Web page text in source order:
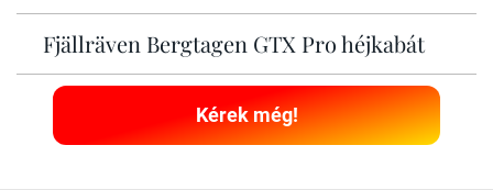
Fjällräven Bergtagen GTX Pro héjkabát
Kérek még!